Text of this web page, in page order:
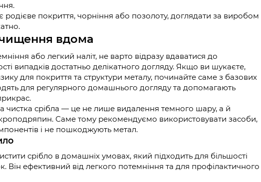
покриття, чорніння або позолоту, доглядати за виробом
вдома
або легкий наліт, не варто відразу вдаватися до
випадків достатньо делікатного догляду. Якщо ви шукаєте,
для покриття та структури металу, починайте саме з базових
для регулярного домашнього догляду та допомагають
чистка срібла — це не лише видалення темного шару, а й
Саме тому рекомендуємо використовувати засоби,
і не пошкоджують метал.
срібло в домашніх умовах, який підходить для більшості
Він ефективний від легкого потемніння та для профілактичного